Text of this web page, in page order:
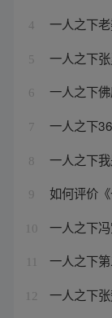
4 一人之下
5 一人之下
6 一人之下
7 一人之下
8 一人之下
9 如何评价
10 一人之下
一人之下
12 一人之下